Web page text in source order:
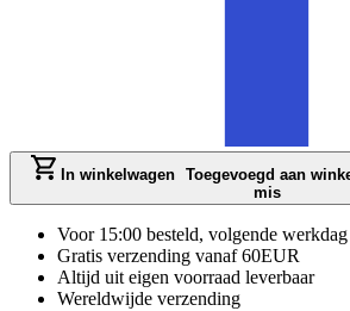
In winkelwagen Toegevoegd aan
mis
Voor 15:00 besteld, volgende
Gratis verzending vanaf 60EUR
Altijd uit eigen voorraad leverbaar
Wereldwijde verzending